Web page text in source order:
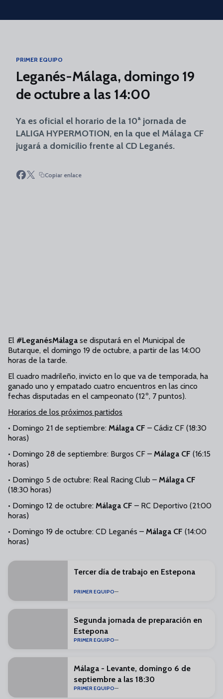
Skip to main content
PRIMER EQUIPO
Leganés-Málaga, domingo 19
de octubre a las 14:00
Ya es oficial el horario de la 10ª jornada de
LALIGA HYPERMOTION, en la que el Málaga CF
jugará a domicilio frente al CD Leganés.
Copiar enlace
El #LeganésMálaga se disputará en el Municipal de
Butarque, el domingo 19 de octubre, a partir de las 14:00
horas de la tarde.
El cuadro madrileño, invicto en lo que va de temporada, ha
ganado uno y empatado cuatro encuentros en las cinco
fechas disputadas en el campeonato (12º, 7 puntos).
Horarios de los próximos partidos
• Domingo 21 de septiembre: Málaga CF – Cádiz CF (18:30
horas)
• Domingo 28 de septiembre: Burgos CF – Málaga CF (16:15
horas)
• Domingo 5 de octubre: Real Racing Club – Málaga CF
(18:30 horas)
• Domingo 12 de octubre: Málaga CF – RC Deportivo (21:00
horas)
• Domingo 19 de octubre: CD Leganés – Málaga CF (14:00
horas)
Tercer día de trabajo en Estepona
PRIMER EQUIPO
Segunda jornada de preparación en
Estepona
PRIMER EQUIPO
Málaga - Levante, domingo 6 de
septiembre a las 18:30
PRIMER EQUIPO